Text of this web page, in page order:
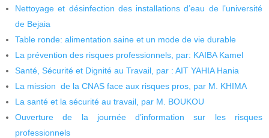
Nettoyage et désinfection des installations d’eau de l’université
de Bejaia
Table ronde: alimentation saine et un mode de vie durable
La prévention des risques professionnels, par: KAIBA Kamel
Santé, Sécurité et Dignité au Travail, par : AIT YAHIA Hania
La mission de la CNAS face aux risques pros, par M. KHIMA
La santé et la sécurité au travail, par M. BOUKOU
Ouverture de la journée d’information sur les risques
professionnels